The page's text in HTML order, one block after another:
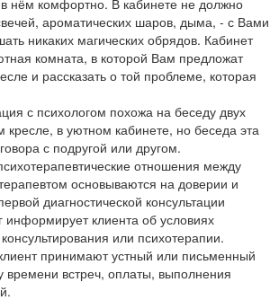
нём комфортно. В кабинете не должно
ароматических шаров, дыма, - с Вами
никаких магических обрядов. Кабинет
комната, в которой Вам предложат
и рассказать о той проблеме, которая
с психологом похожа на беседу двух
кресле, в уютном кабинете, но беседа эта
с подругой или другом.
отношения между
основываются на доверии и
диагностической консультации
информирует клиента об условиях
или психотерапии.
принимают устный или письменный
времени встреч, оплаты, выполнения